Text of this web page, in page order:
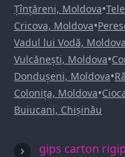
Țînțăreni, Moldova•
Cricova, Moldova•
Vadul lui Vodă, Moldova
Vulcănești, Moldova•
Dondușeni, Moldova•
Colonița, Moldova•
Buiucani, Chișinău
gips carton